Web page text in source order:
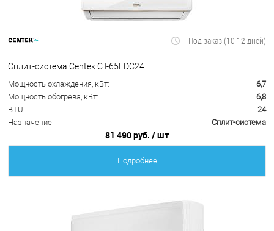
Под заказ (10-12 дней)
Сплит-система Centek CT-65EDC24
Мощность охлаждения, кВт:
6,7
Мощность обогрева, кВт:
6,8
BTU
24
Назначение
Сплит-система
81 490 руб. / шт
Подробнее